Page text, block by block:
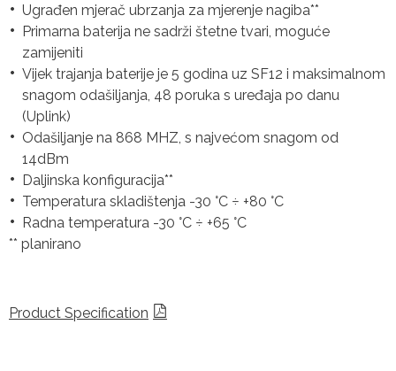
Ugrađen mjerač ubrzanja za mjerenje nagiba**
Primarna baterija ne sadrži štetne tvari, moguće
zamijeniti
Vijek trajanja baterije je 5 godina uz SF12 i maksimalnom
snagom odašiljanja, 48 poruka s uređaja po danu
(Uplink)
Odašiljanje na 868 MHZ, s najvećom snagom od
14dBm
Daljinska konfiguracija**
Temperatura skladištenja -30 °C ÷ +80 °C
Radna temperatura -30 °C ÷ +65 °C
** planirano
Product Specification